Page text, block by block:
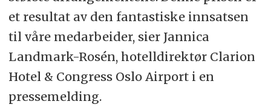
et resultat av den fantastiske innsatsen
til våre medarbeider, sier Jannica
Landmark-Rosén, hotelldirektør Clarion
Hotel & Congress Oslo Airport i en
pressemelding.